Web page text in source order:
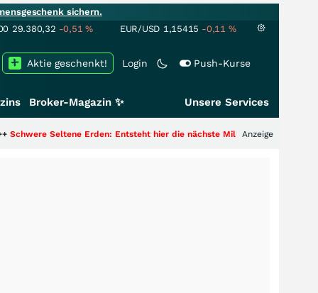
sichern.
29.380,32 -0,51% EUR/USD 1,15415 -0,11 %
Login Push-Kurse
Aktie geschenkt!
Broker-Magazin ✨ Unsere Services
Seltene Erden: Entsteht hier die nächste Milliardenstory? +++
Anzeige